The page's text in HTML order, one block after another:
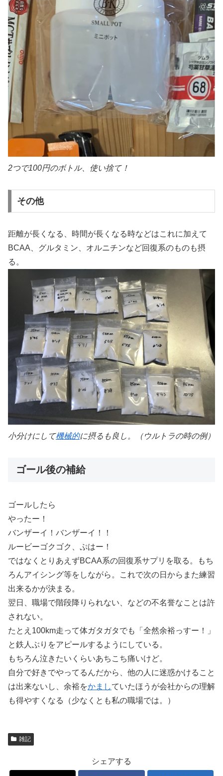
2つで100円のボトル、使い捨て！
その他
距離が長くなる、時間が長くなる時などはこれに加えて
BCAA、グルタミン、オルニチンなど回復系のものも摂
る。
小分けにして機械的に摂るも良し。（ウルトラの時の例）
ゴール後の補給
ゴールしたら
やったー！
バンザーイ！バンザーイ！！
ルービーゴクゴク、ぷはー！
ではなくとりあえずBCAA系の回復系サプリを取る。もち
ろんアイシング等をしながら。これで次の日からまた練習
出来るかが決まる。
翌日、職場で階段降りられない、などの不名誉なことは許
されない。
たとえ100km走って体ガタガタでも「全然余裕っすー！」
と鉄人ぶりをアピールするようにしている。
もちろん泣きたいくらいあちこち痛いけど。
自分で好きでやってるんだから、他の人に迷惑かけること
は出来ないし、余裕をかましていたほうが会社からの理解
も得やすくなる（少なくとも私の職場では。）
雑記
シェアする